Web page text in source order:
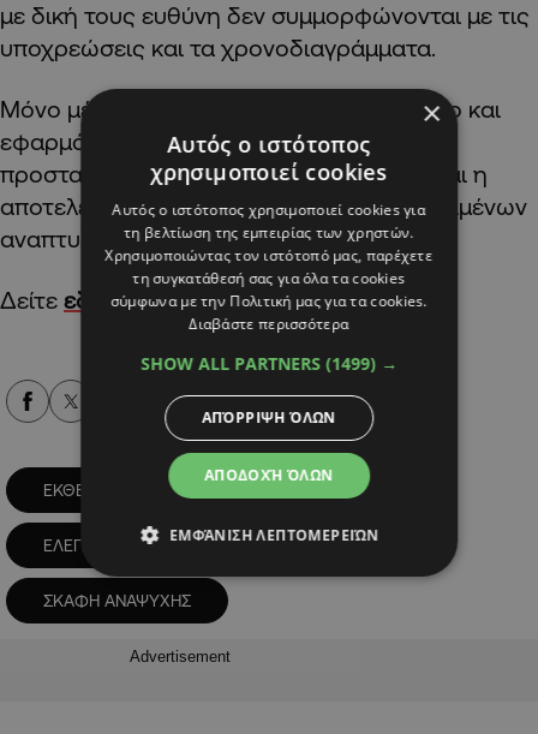
με δική τους ευθύνη δεν συμμορφώνονται με τις
υποχρεώσεις και τα χρονοδιαγράμματα.
Μόνο μέσα από ένα σαφές, ισορροπημένο και
εφαρμόσιμο πλαίσιο θα διασφαλιστεί η
προστασία του δημοσίου συμφέροντος και η
αποτελεσματική αξιοποίηση των συγκεκριμένων
αναπτυξιακών χώρων.
Δείτε εδώολόκληρη την έκθεση.
Alpha Podcasts
ΕΚΘΕΣΗ ΕΛΕΓΚΤΙΚΗΣ ΕΛΕΓΚΤΙΚΗ
ΕΛΕΓΚΤΙΚΗ ΥΠΗΡΕΣΙΑ ΣΚΑΦΗ
ΣΚΑΦΗ ΑΝΑΨΥΧΗΣ
Advertisement
×
Αυτός ο ιστότοπος
χρησιμοποιεί cookies
Αυτός ο ιστότοπος χρησιμοποιεί cookies για
τη βελτίωση της εμπειρίας των χρηστών.
Χρησιμοποιώντας τον ιστότοπό μας, παρέχετε
τη συγκατάθεσή σας για όλα τα cookies
σύμφωνα με την Πολιτική μας για τα cookies.
Διαβάστε περισσότερα
SHOW ALL PARTNERS (1499) →
ΑΠΟΔΟΧΉ ΌΛΩΝ
ΑΠΌΡΡΙΨΗ ΌΛΩΝ
ΕΜΦΆΝΙΣΗ ΛΕΠΤΟΜΕΡΕΙΏΝ